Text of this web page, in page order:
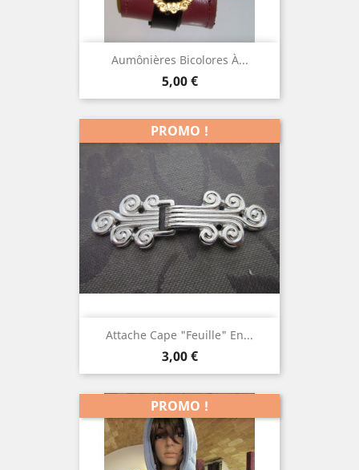
Aumônières Bicolores À...
Prix
5,00 €
Attache Cape "feuille" En...
Prix
3,00 €
PROMO !
PROMO !